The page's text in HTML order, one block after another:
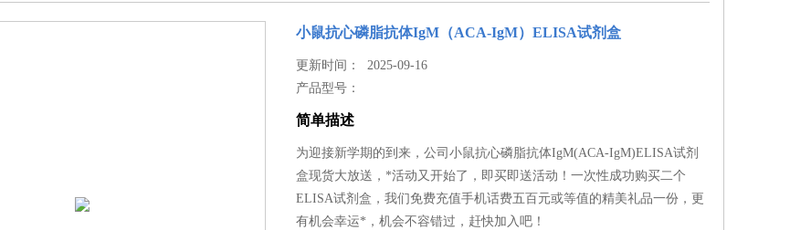
小鼠抗心磷脂抗体IgM（ACA-IgM）ELISA试剂盒
更新时间： 2025-09-16
产品型号：
简单描述
为迎接新学期的到来，公司小鼠抗心磷脂抗体IgM(ACA-IgM)ELISA试剂
盒现货大放送，*活动又开始了，即买即送活动！一次性成功购买二个
ELISA试剂盒，我们免费充值手机话费五百元或等值的精美礼品一份，更
有机会幸运*，机会不容错过，赶快加入吧！